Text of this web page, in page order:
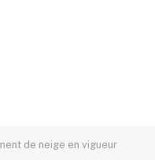
de neige en vigueur